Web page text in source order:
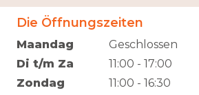
Die Öffnungszeiten
Maandag
Di t/m Za
Zondag
Geschlossen
11:00 - 17:00
11:00 - 16:30